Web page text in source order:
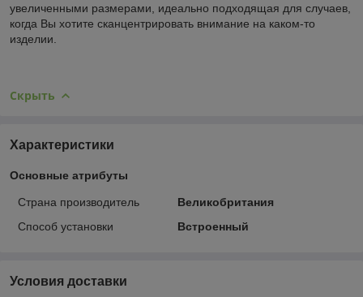
увеличенными размерами, идеально подходящая для случаев,
когда Вы хотите сканцентрировать внимание на каком-то
изделии.
Скрыть
Характеристики
Основные атрибуты
Страна производитель
Великобритания
Способ установки
Встроенный
Условия доставки